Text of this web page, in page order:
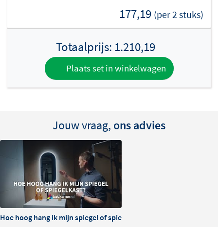
Hoogglans Wit
Mat Zand
Mat Beige
Mat Mokka
Mat Zwart
Melamine met houtstructuur (MFC) voor een warme,
natuurlijke uitstraling:
Forest Seashell
Forest Wheat
Forest Tan
Forest Cacao
177,19 (per 2 stuks)
Totaalprijs: 1.210,19
Plaats set in winkelwagen
Jouw vraag, ons advies
Hoe hoog hang ik mijn spiegel of spiegelkast?